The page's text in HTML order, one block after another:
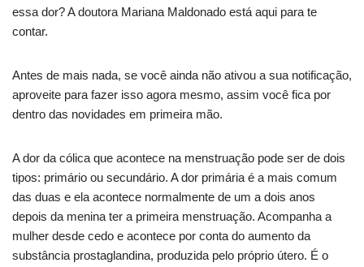
essa dor? A doutora Mariana Maldonado está aqui para te
contar.
Antes de mais nada, se você ainda não ativou a sua notificação,
aproveite para fazer isso agora mesmo, assim você fica por
dentro das novidades em primeira mão.
A dor da cólica que acontece na menstruação pode ser de dois
tipos: primário ou secundário. A dor primária é a mais comum
das duas e ela acontece normalmente de um a dois anos
depois da menina ter a primeira menstruação. Acompanha a
mulher desde cedo e acontece por conta do aumento da
substância prostaglandina, produzida pelo próprio útero. É o